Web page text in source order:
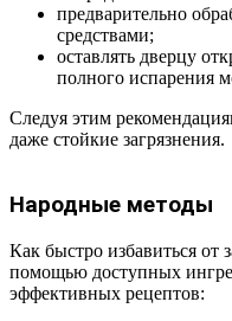
предварительно
средствами;
оставлять дверцу
полного испарения
Следуя этим
даже стойкие загрязнения.
Народные методы
Как быстро избавиться от
помощью доступных
эффективных рецептов: